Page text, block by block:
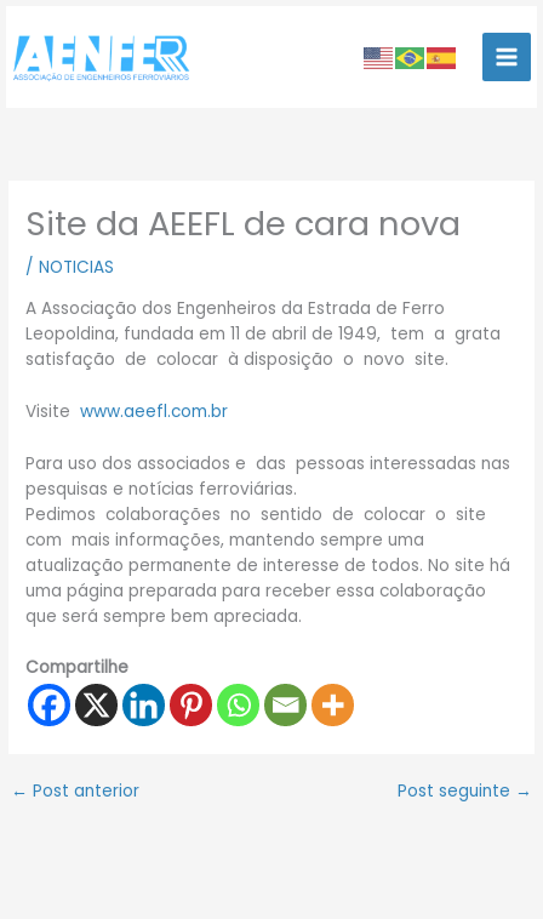
para
conteúdo
Site da AEEFL de cara nova
/NOTICIAS
A Associação dos Engenheiros da Estrada de Ferro
Leopoldina, fundada em 11 de abril de 1949, tem a grata
satisfação de colocar à disposição o novo site.
Visitewww.aeefl.com.br
Para uso dos associados e das pessoas interessadas nas
pesquisas e notícias ferroviárias.
Pedimos colaborações no sentido de colocar o site
com mais informações, mantendo sempre uma
atualização permanente de interesse de todos. No site há
uma página preparada para receber essa colaboração
que será sempre bem apreciada.
Compartilhe
← Post anterior Post seguinte →